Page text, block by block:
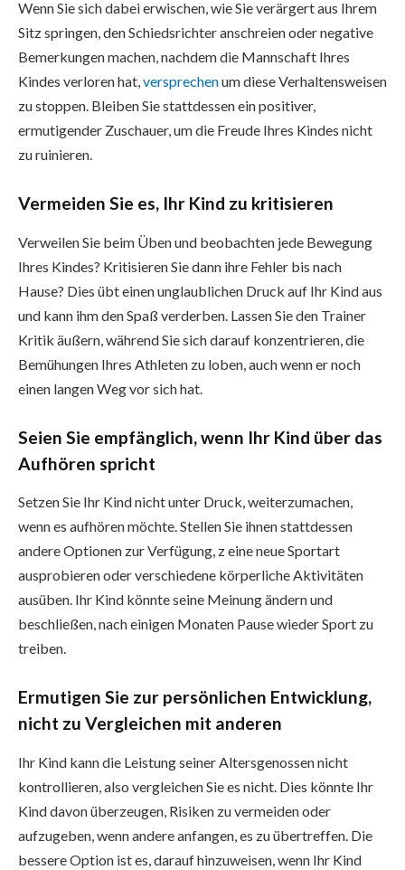
Wenn Sie sich dabei erwischen, wie Sie verärgert aus Ihrem
Sitz springen, den Schiedsrichter anschreien oder negative
Bemerkungen machen, nachdem die Mannschaft Ihres
Kindes verloren hat,versprechenum diese Verhaltensweisen
zu stoppen. Bleiben Sie stattdessen ein positiver,
ermutigender Zuschauer, um die Freude Ihres Kindes nicht
zu ruinieren.
Vermeiden Sie es, Ihr Kind zu kritisieren
Verweilen Sie beim Üben und beobachten jede Bewegung
Ihres Kindes? Kritisieren Sie dann ihre Fehler bis nach
Hause? Dies übt einen unglaublichen Druck auf Ihr Kind aus
und kann ihm den Spaß verderben. Lassen Sie den Trainer
Kritik äußern, während Sie sich darauf konzentrieren, die
Bemühungen Ihres Athleten zu loben, auch wenn er noch
einen langen Weg vor sich hat.
Seien Sie empfänglich, wenn Ihr Kind über das
Aufhören spricht
Setzen Sie Ihr Kind nicht unter Druck, weiterzumachen,
wenn es aufhören möchte. Stellen Sie ihnen stattdessen
andere Optionen zur Verfügung, z eine neue Sportart
ausprobieren oder verschiedene körperliche Aktivitäten
ausüben. Ihr Kind könnte seine Meinung ändern und
beschließen, nach einigen Monaten Pause wieder Sport zu
treiben.
Ermutigen Sie zur persönlichen Entwicklung,
nicht zu Vergleichen mit anderen
Ihr Kind kann die Leistung seiner Altersgenossen nicht
kontrollieren, also vergleichen Sie es nicht. Dies könnte Ihr
Kind davon überzeugen, Risiken zu vermeiden oder
aufzugeben, wenn andere anfangen, es zu übertreffen. Die
bessere Option ist es, darauf hinzuweisen, wenn Ihr Kind